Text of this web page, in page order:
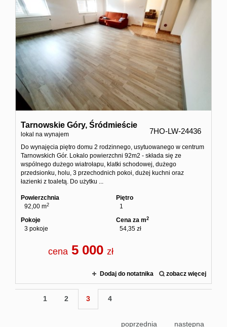
Tarnowskie Góry, Śródmieście
lokal na wynajem 7HO-LW-24436
Do wynajęcia piętro domu 2 rodzinnego, usytuowanego w centrum
Tarnowskich Gór. Lokalo powierzchni 92m2 - składa się ze
wspólnego dużego wiatrołapu, klatki schodowej, dużego
przedsionku, holu, 3 przechodnich pokoi, dużej kuchni oraz
łazienki z toaletą. Do użytku ...
Powierzchnia
92,00 m2
Piętro
1
Pokoje
3 pokoje
Cena za m2
54,35 zł
cena 5 000 zł
Dodaj do notatnika zobacz więcej
1 2 3 4
poprzednia następna